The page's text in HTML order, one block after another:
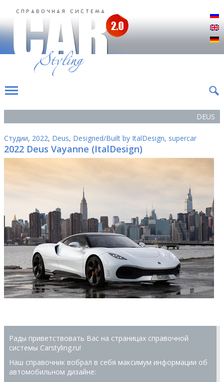
DEUS
Студии, 2022, Deus, Designed/Built by ItalDesign, supercar
2022 Deus Vayanne (ItalDesign)
Рады приветствовать Вас на страницах справочной
системы Сarstyling.ru!
Наш справочник вобрал в себя максимум информации об
автомобильном дизайне: